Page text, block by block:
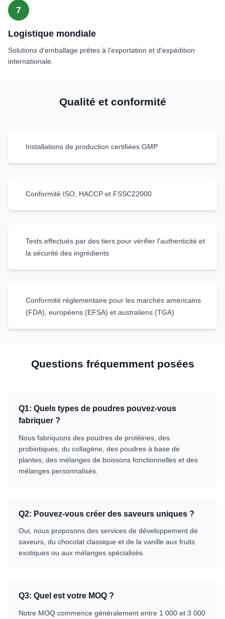
7
Logistique mondiale
Solutions d'emballage prêtes à l'exportation et d'expédition
internationale.
Qualité et conformité
Installations de production certifiées GMP
Conformité ISO, HACCP et FSSC22000
Tests effectués par des tiers pour vérifier l'authenticité et
la sécurité des ingrédients
Conformité réglementaire pour les marchés américains
(FDA), européens (EFSA) et australiens (TGA)
Questions fréquemment posées
Q1: Quels types de poudres pouvez-vous
fabriquer ?
Nous fabriquons des poudres de protéines, des
probiotiques, du collagène, des poudres à base de
plantes, des mélanges de boissons fonctionnelles et des
mélanges personnalisés.
Q2: Pouvez-vous créer des saveurs uniques ?
Oui, nous proposons des services de développement de
saveurs, du chocolat classique et de la vanille aux fruits
exotiques ou aux mélanges spécialisés.
Q3: Quel est votre MOQ ?
Notre MOQ commence généralement entre 1 000 et 3 000